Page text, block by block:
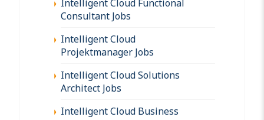
Intelligent Cloud Functional
Consultant Jobs
Intelligent Cloud
Projektmanager Jobs
Intelligent Cloud Solutions
Architect Jobs
Intelligent Cloud Business